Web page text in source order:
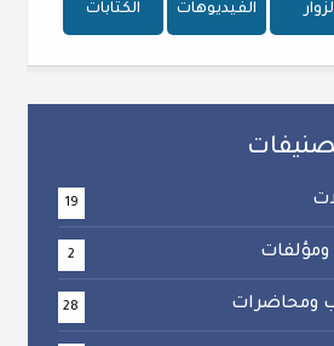
الفيديوهات الكتابات
19
2
ومحاضرات 28